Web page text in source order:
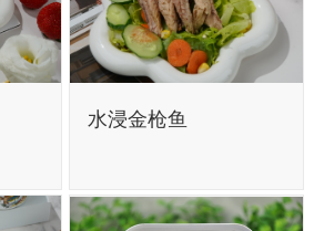
水浸金枪鱼